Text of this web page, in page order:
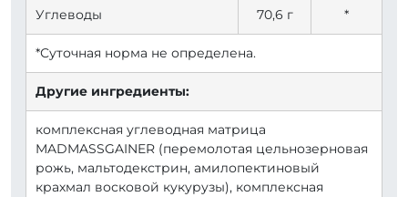
Углеводы 70,6 г *
*Суточная норма не определена.
Другие ингредиенты:
комплексная углеводная матрица
MADMASSGAINER (перемолотая цельнозерновая
рожь, мальтодекстрин, амилопектиновый
крахмал восковой кукурузы), комплексная